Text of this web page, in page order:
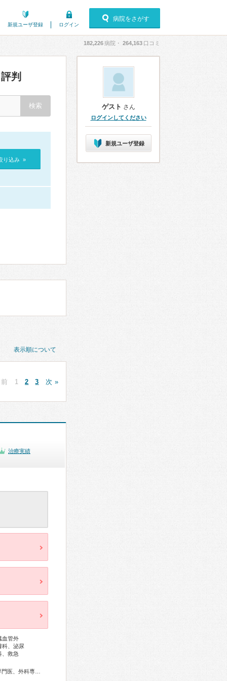
新規ユーザ登録 ログイン
病院をさがす
182,226病院・ 264,163 口コミ
判
り込み »
表示順について
1 2 3 次 »
治療実績
血管外
科、泌尿
、救急
ゲスト さん
ログインしてください
新規ユーザ登録